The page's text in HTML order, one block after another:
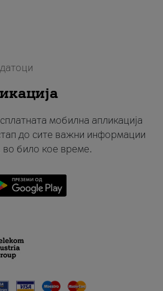
мобилна апликација
до сите важни информации
во било кое време.